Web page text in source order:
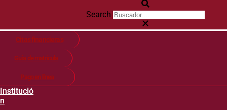
Search
Citas financieras
Guía de matricula
Pago en línea
Institució
n